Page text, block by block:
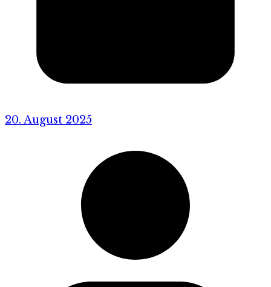
20. August 2025